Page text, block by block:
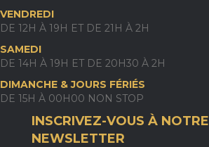
VENDREDI
DE 12H À 19H ET DE 21H À 2H
SAMEDI
DE 14H À 19H ET DE 20H30 À 2H
DIMANCHE & JOURS FÉRIÉS
DE 15H À 00H00 NON STOP
INSCRIVEZ-VOUS À NOTRE
NEWSLETTER